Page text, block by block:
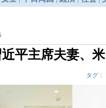
平主席夫妻、
タグ：